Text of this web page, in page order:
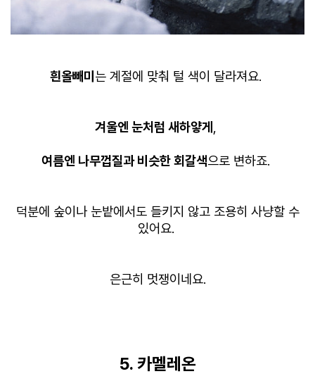
흰올빼미 는 계절에 맞춰 털 색이 달라져요.
겨울엔 눈처럼 새하얗게 ,
여름엔 나무껍질과 비슷한 회갈색으로 변하죠.
덕분에 숲이나 눈밭에서도 들키지 않고 조용히 사냥할 수
있어요.
은근히 멋쟁이네요.
5. 카멜레온